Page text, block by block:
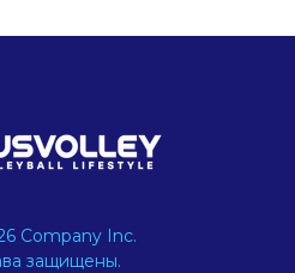
Company Inc.
защищены.